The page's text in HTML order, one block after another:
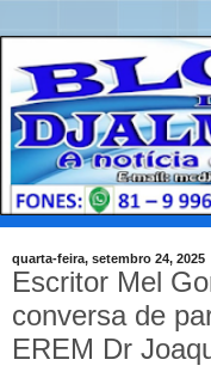
quarta-feira, setembro 24, 2025
Escritor Mel
conversa de
EREM Dr